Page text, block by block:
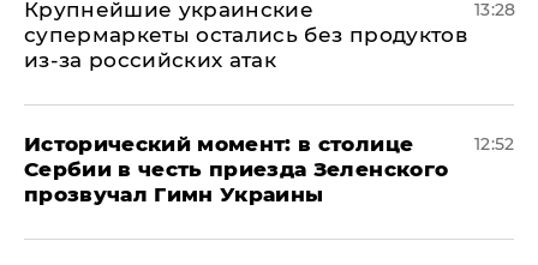
Крупнейшие украинские
супермаркеты остались без продуктов
из-за российских атак
13:28
Исторический момент: в столице
Сербии в честь приезда Зеленского
прозвучал Гимн Украины
12:52